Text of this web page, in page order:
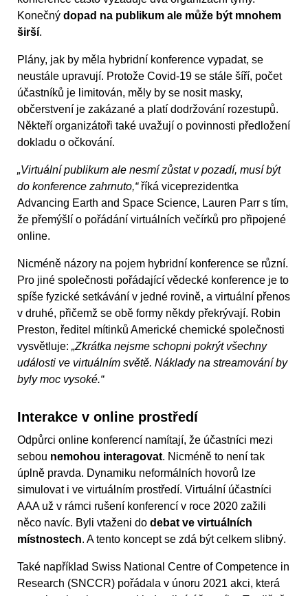
Konečný dopad na publikum ale může být mnohem
širší.
Plány, jak by měla hybridní konference vypadat, se
neustále upravují. Protože Covid-19 se stále šíří, počet
účastníků je limitován, měly by se nosit masky,
občerstvení je zakázané a platí dodržování rozestupů.
Někteří organizátoři také uvažují o povinnosti předložení
dokladu o očkování.
„Virtuální publikum ale nesmí zůstat v pozadí, musí být
do konference zahrnuto,“říká viceprezidentka
Advancing Earth and Space Science, Lauren Parr s tím,
že přemýšlí o pořádání virtuálních večírků pro připojené
online.
Nicméně názory na pojem hybridní konference se různí.
Pro jiné společnosti pořádající vědecké konference je to
spíše fyzické setkávání v jedné rovině, a virtuální přenos
v druhé, přičemž se obě formy někdy překrývají. Robin
Preston, ředitel mítinků Americké chemické společnosti
vysvětluje: „Zkrátka nejsme schopni pokrýt všechny
události ve virtuálním světě. Náklady na streamování by
byly moc vysoké.“
Interakce v online prostředí
Odpůrci online konferencí namítají, že účastníci mezi
sebou nemohou interagovat. Nicméně to není tak
úplně pravda. Dynamiku neformálních hovorů lze
simulovat i ve virtuálním prostředí. Virtuální účastníci
AAA už v rámci rušení konferencí v roce 2020 zažili
něco navíc. Byli vtaženi do debat ve virtuálních
místnostech. A tento koncept se zdá být celkem slibný.
Také například Swiss National Centre of Competence in
Research (SNCCR) pořádala v únoru 2021 akci, která